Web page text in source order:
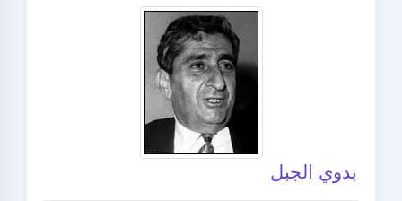
بدوي الجبل